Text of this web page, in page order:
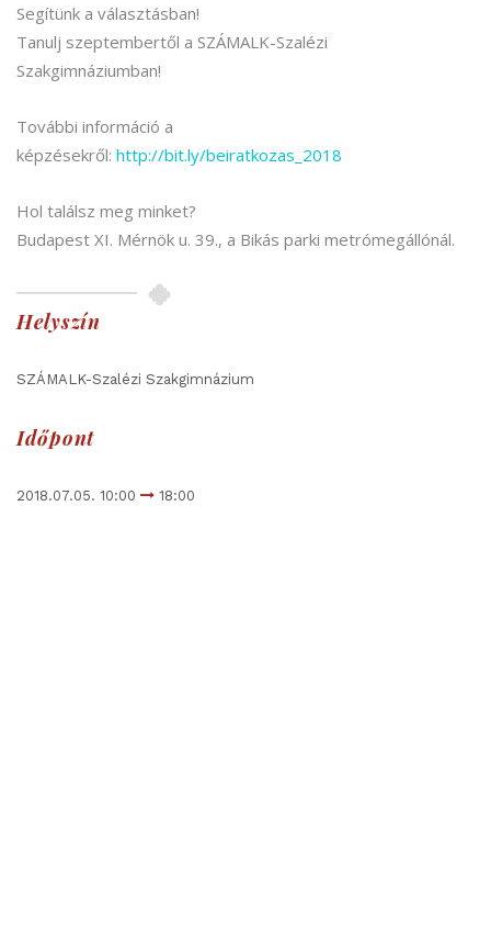
Segítünk a választásban!
Tanulj szeptembertől a SZÁMALK-Szalézi
Szakgimnáziumban!
További információ a
képzésekről: http://bit.ly/beiratkozas_2018
Hol találsz meg minket?
Budapest XI. Mérnök u. 39., a Bikás parki metrómegállónál.
Helyszín
SZÁMALK-Szalézi Szakgimnázium
Időpont
2018.07.05. 10:00 18:00